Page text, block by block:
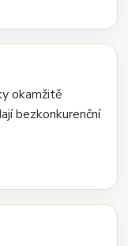
okamžitě
bezkonkurenční